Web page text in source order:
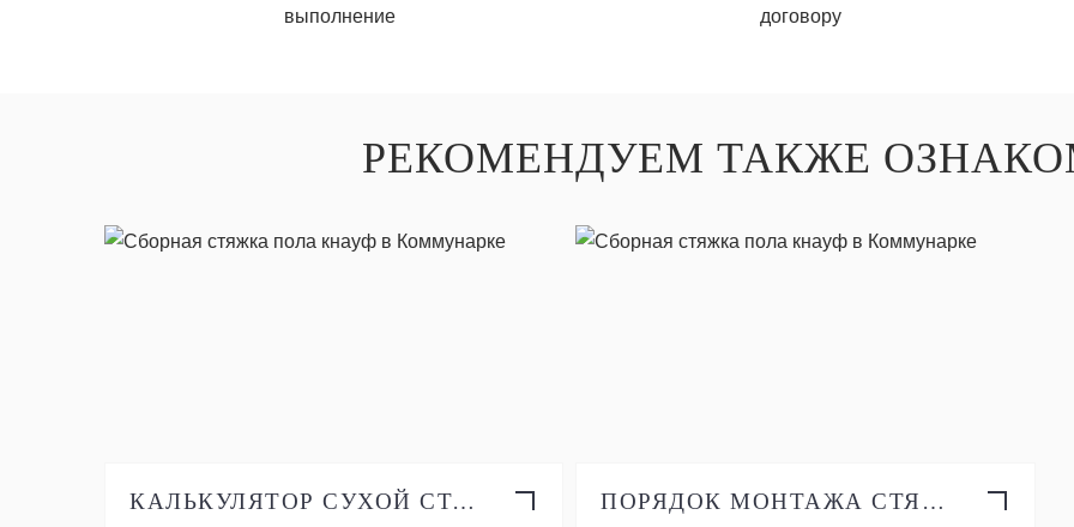
выполнение
договору
РЕКОМЕНДУЕМ ТАКЖЕ
КАЛЬКУЛЯТОР СУХОЙ СТЯЖКИ ПОРЯДОК МОНТАЖА СТЯЖКИ